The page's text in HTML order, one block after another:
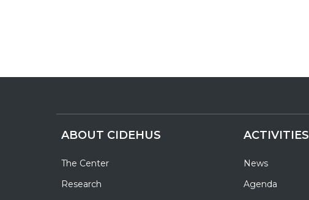
ABOUT CIDEHUS
The Center
Research
ACTIVITIES
News
Agenda